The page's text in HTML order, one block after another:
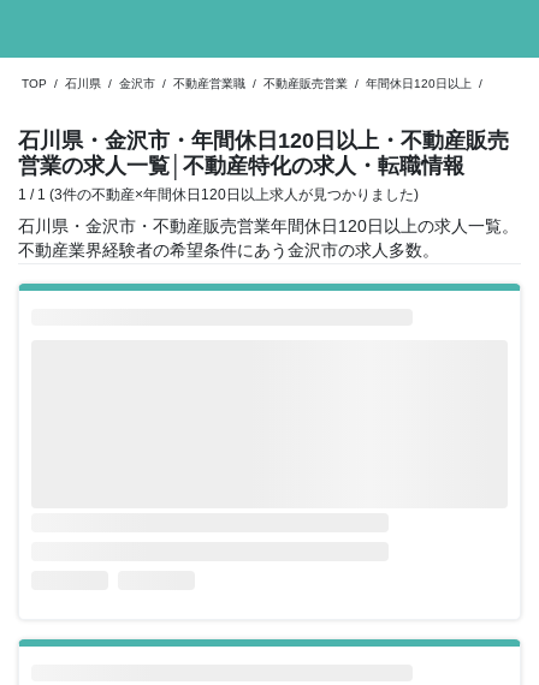
TOP / 石川県 / 金沢市 / 不動産営業職 / 不動産販売営業 / 年間休日120日以上 /
石川県・金沢市・年間休日120日以上・不動産販売
営業の求人一覧 │不動産特化の求人・転職情報
1 / 1 (3件の不動産×年間休日120日以上求人が見つかりました)
石川県・金沢市・不動産販売営業年間休日120日以上の求人一覧。
不動産業界経験者の希望条件にあう金沢市の求人多数。